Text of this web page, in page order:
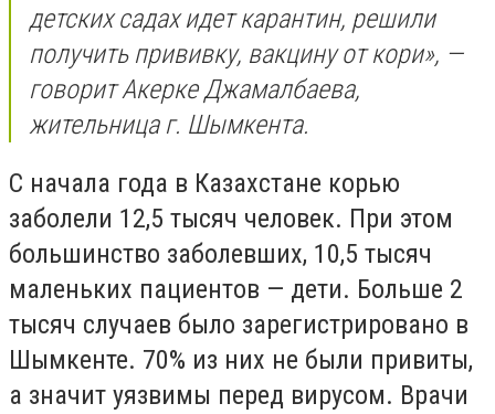
детских садах идет карантин, решили
получить прививку, вакцину от кори», —
говорит Акерке Джамалбаева,
жительница г. Шымкента.
С начала года в Казахстане корью
заболели 12,5 тысяч человек. При этом
большинство заболевших, 10,5 тысяч
маленьких пациентов — дети. Больше 2
тысяч случаев было зарегистрировано в
Шымкенте. 70% из них не были привиты,
а значит уязвимы перед вирусом. Врачи